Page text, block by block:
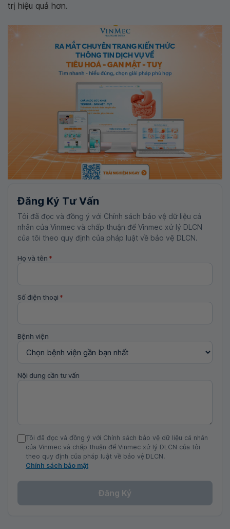
trị hiệu quả hơn.
Đăng Ký Tư Vấn
Tôi đã đọc và đồng ý với Chính sách bảo vệ dữ liệu cá
nhân của Vinmec và chấp thuận để Vinmec xử lý DLCN
của tôi theo quy định của pháp luật về bảo vệ DLCN.
Họ và tên *
Số điện thoại *
Bệnh viện
Nội dung cần tư vấn
Tôi đã đọc và đồng ý với Chính sách bảo vệ dữ liệu cá nhân
của Vinmec và chấp thuận để Vinmec xử lý DLCN của tôi
theo quy định của pháp luật về bảo vệ DLCN.
Chính sách bảo mật
Đăng Ký